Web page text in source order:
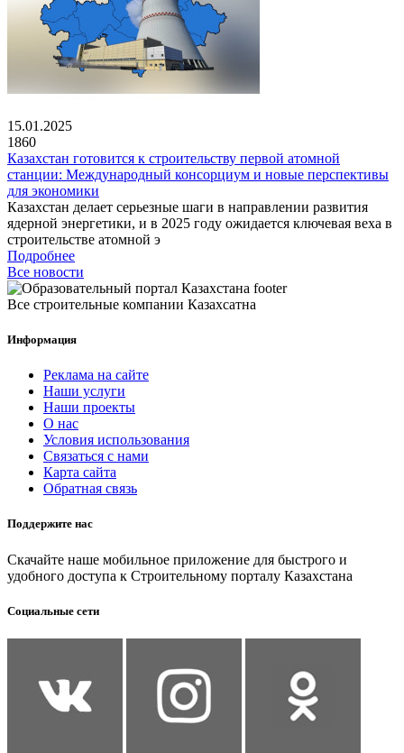
15.01.2025
1860
Казахстан готовится к строительству первой атомной
станции: Международный консорциум и новые перспективы
для экономики
Казахстан делает серьезные шаги в направлении развития
ядерной энергетики, и в 2025 году ожидается ключевая веха в
строительстве атомной э
Подробнее
Все новости
Все строительные компании Казахсатна
Информация
Реклама на сайте
Наши услуги
Наши проекты
О нас
Условия использования
Связаться с нами
Карта сайта
Обратная связь
Поддержите нас
Скачайте наше мобильное приложение для быстрого и
удобного доступа к Строительному порталу Казахстана
Социальные сети